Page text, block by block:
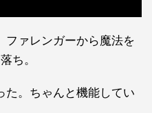
ファレンガーから魔法を
ち。
た。ちゃんと機能してい